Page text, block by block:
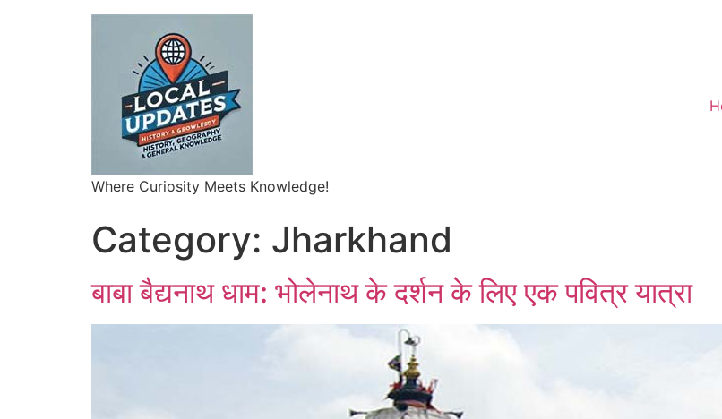
Where Curiosity Meets Knowledge!
Category: Jharkhand
बाबा बैद्यनाथ धाम: भोलेनाथ के दर्शन के लिए एक पवित्र यात्रा